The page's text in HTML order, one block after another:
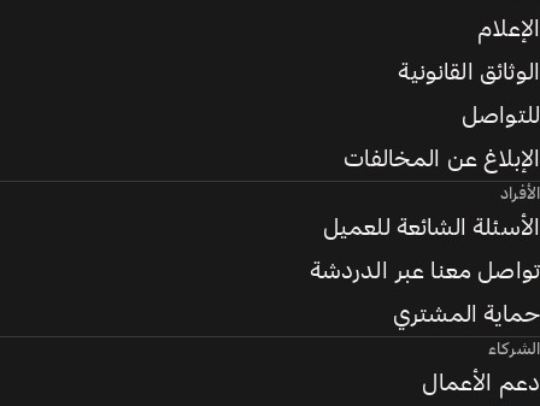
الإعلام
الوثائق القانونية
للتواصل
الإبلاغ عن المخالفات
الأفراد
الأسئلة الشائعة للعميل
تواصل معنا عبر الدردشة
حماية المشتري
الشركاء
دعم الأعمال